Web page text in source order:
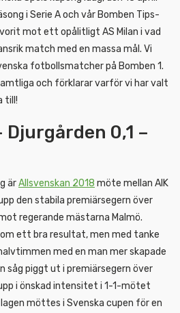
i Serie A och vår Bomben Tips-
mot ett opålitligt AS Milan i vad
match med en massa mål. Vi
fotbollsmatcher på Bomben 1.
och förklarar varför vi har valt
till!
Djurgården 0,1 –
ärAllsvenskan 2018 möte mellan AIK
den stabila premiärsegern över
regerande mästarna Malmö.
ett bra resultat, men med tanke
med en man mer skapade
såg piggt ut i premiärsegern över
i önskad intensitet i 1-1-mötet
möttes i Svenska cupen för en